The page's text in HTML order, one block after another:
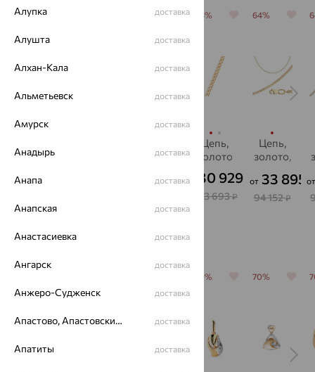
70%
золото,
от 26 497
64%
золото,
24 777
64%
Цепь,
золото
130 929 ₽
363 693₽
64%
Цепь,
золото,
от 33 895
94 152₽
С этим часто покупают
70% 70%
Алупка доставка
Алушта доставка
Алхан-Кала доставка
Альметьевск доставка
Амурск доставка
Анадырь доставка
Анапа доставка
Анапская доставка
Анастасиевка доставка
Ангарск доставка
Анжеро-Судженск доставка
Апастово, Апастовский район доставка
Апатиты доставка